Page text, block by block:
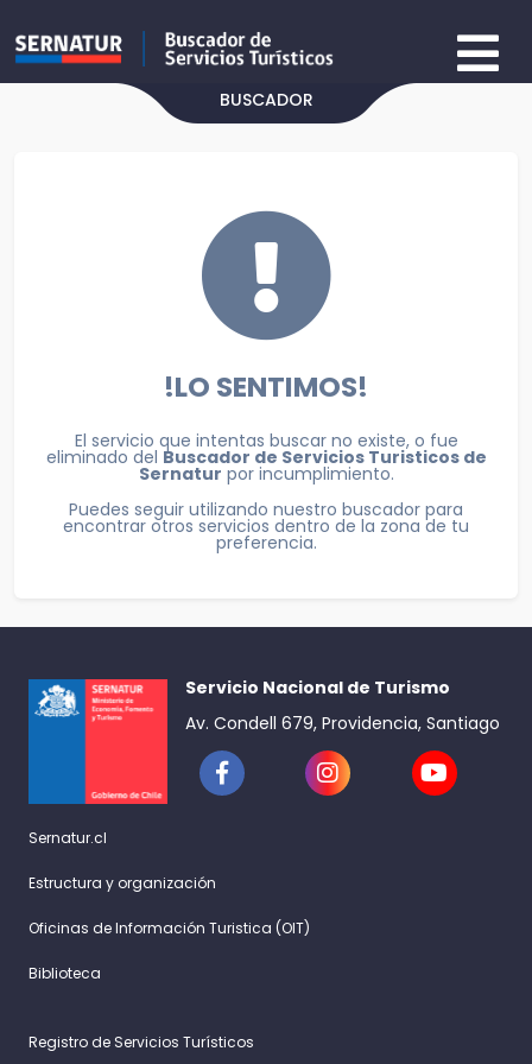
BUSCADOR
!LO SENTIMOS!
El servicio que intentas buscar no existe, o fue
eliminado del Buscador de Servicios Turisticos de
Sernatur por incumplimiento.
Puedes seguir utilizando nuestro buscador para
encontrar otros servicios dentro de la zona de tu
preferencia.
Servicio Nacional de Turismo
Av. Condell 679, Providencia, Santiago
Sernatur.cl
Estructura y organización
Oficinas de Información Turistica (OIT)
Biblioteca
Registro de Servicios Turísticos